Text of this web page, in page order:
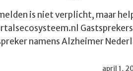
is niet verplicht, maar
namens Alzheimer
april 1,